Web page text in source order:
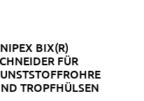
BIX(R)
FÜR
TROPFHÜLSEN